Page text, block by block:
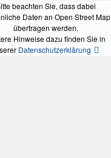
beachten Sie, dass dabei
Daten an Open Street Map
übertragen werden.
Hinweise dazu finden Sie in
Datenschutzerklärung